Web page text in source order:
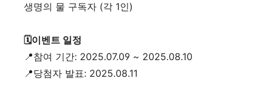
생명의 물 구독자 (각 1인)
🗓️이벤트 일정
📍참여 기간: 2025.07.09 ~ 2025.08.10
📍당첨자 발표: 2025.08.11